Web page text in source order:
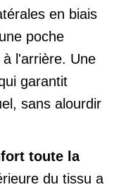
en biais
poche
l'arrière. Une
garantit
sans alourdir
toute la
du tissu a